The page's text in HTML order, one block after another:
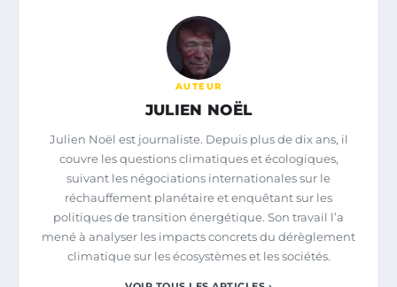
AUTEUR
JULIEN NOËL
Julien Noël est journaliste. Depuis plus de dix ans, il
couvre les questions climatiques et écologiques,
suivant les négociations internationales sur le
réchauffement planétaire et enquêtant sur les
politiques de transition énergétique. Son travail l’a
mené à analyser les impacts concrets du dérèglement
climatique sur les écosystèmes et les sociétés.